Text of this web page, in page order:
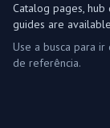
Catalog pages, hub
guides are
Use a busca para
de referência.